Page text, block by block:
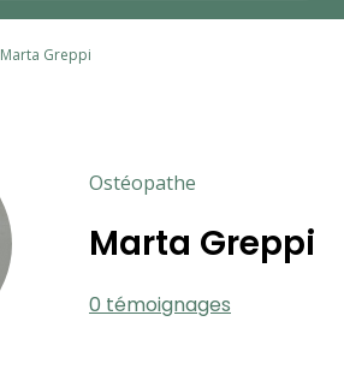
Marta Greppi
Ostéopathe
Marta Greppi
0 témoignages